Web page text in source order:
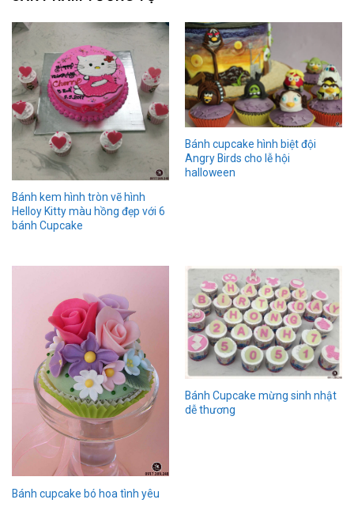
Bánh kem hình tròn vẽ hình
Helloy Kitty màu hồng đẹp với 6
bánh Cupcake
Bánh cupcake hình biệt đội
Angry Birds cho lễ hội
halloween
Bánh cupcake bó hoa tình yêu
Bánh Cupcake mừng sinh nhật
dễ thương